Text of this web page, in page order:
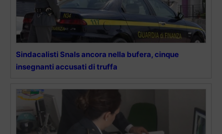
Sindacalisti Snals ancora nella bufera, cinque
insegnanti accusati di truffa